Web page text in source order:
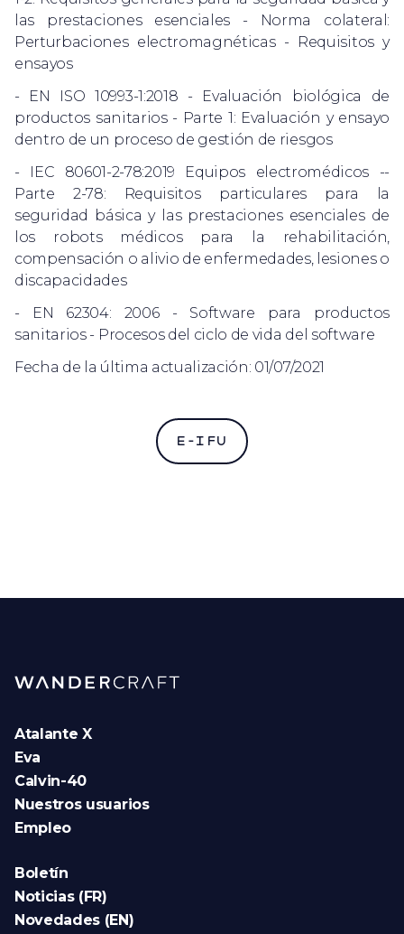
las prestaciones esenciales - Norma colateral:
Perturbaciones electromagnéticas - Requisitos y
ensayos
- EN ISO 10993-1:2018 - Evaluación biológica de
productos sanitarios - Parte 1: Evaluación y ensayo
dentro de un proceso de gestión de riesgos
- IEC 80601-2-78:2019 Equipos electromédicos --
Parte 2-78: Requisitos particulares para la
seguridad básica y las prestaciones esenciales de
los robots médicos para la rehabilitación,
compensación o alivio de enfermedades, lesiones o
discapacidades
- EN 62304: 2006 - Software para productos
sanitarios - Procesos del ciclo de vida del software
Fecha de la última actualización: 01/07/2021
E-IFU
Atalante X
Eva
Calvin-40
Nuestros usuarios
Empleo
Boletín
Noticias (FR)
Novedades (EN)